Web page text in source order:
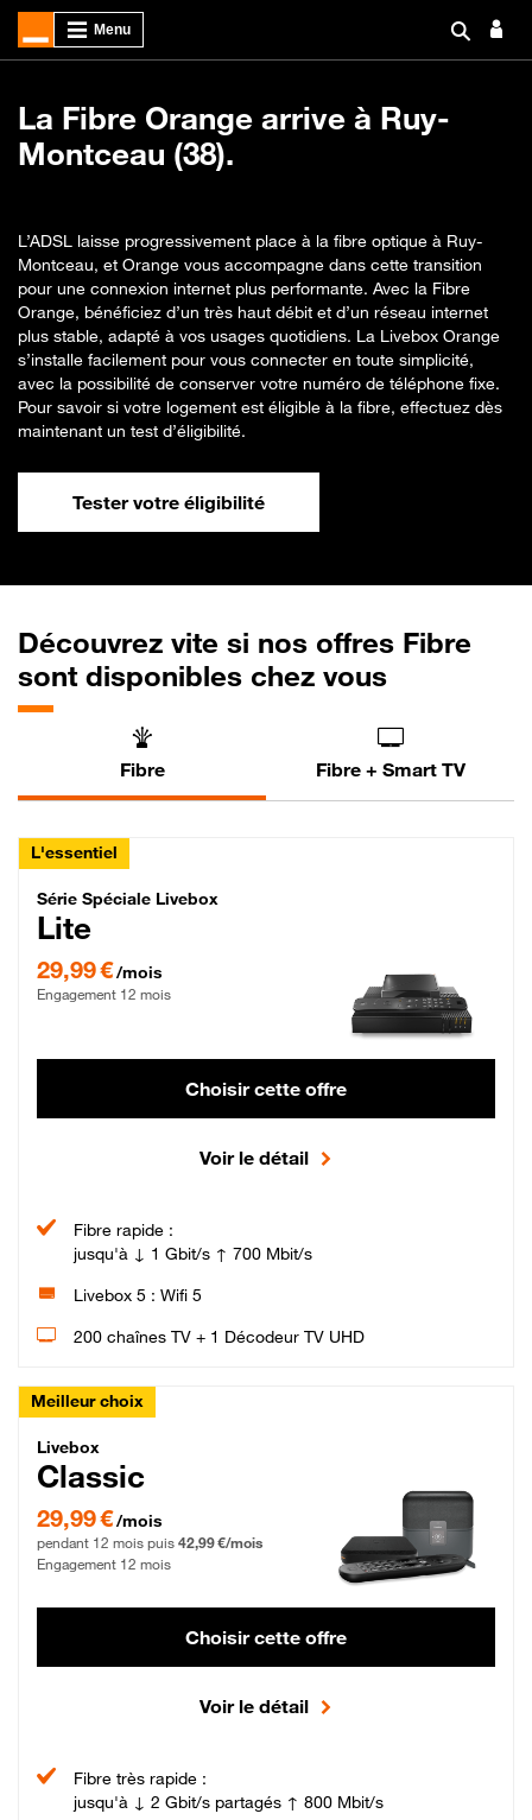
La Fibre Orange arrive à Ruy-
Montceau (38).
L’ADSL laisse progressivement place à la fibre optique à Ruy-
Montceau, et Orange vous accompagne dans cette transition
pour une connexion internet plus performante. Avec la Fibre
Orange, bénéficiez d’un très haut débit et d’un réseau internet
plus stable, adapté à vos usages quotidiens. La Livebox Orange
s’installe facilement pour vous connecter en toute simplicité,
avec la possibilité de conserver votre numéro de téléphone fixe.
Pour savoir si votre logement est éligible à la fibre, effectuez dès
maintenant un test d’éligibilité.
Tester votre éligibilité
Découvrez vite si nos offres Fibre
sont disponibles chez vous
Fibre Fibre + Smart TV
L'essentiel
Série Spéciale Livebox Lite Fibre
Série Spéciale Livebox
Lite
29,99 €/mois
Engagement 12 mois
Choisir cette offre
Voir le détail
Fibre rapide :
jusqu'à ↓ 1 Gbit/s ↑ 700 Mbit/s
Livebox 5 : Wifi 5
200 chaînes TV + 1 Décodeur TV UHD
Meilleur choix
Livebox Classic Fibre
Livebox
Classic
29,99 € par mois pendant 12 mois puis 42,99 € par mois, Engagement 12 mois
29,99 €/mois
pendant 12 mois puis 42,99 €/mois
Engagement 12 mois
Choisir cette offre
Voir le détail
Fibre très rapide :
jusqu'à ↓ 2 Gbit/s partagés ↑ 800 Mbit/s